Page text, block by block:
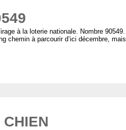
à la loterie nationale. Nombre 90549.
chemin à parcourir d’ici décembre, mais